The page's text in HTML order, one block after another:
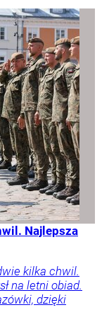
Najlepsza
kilka chwil.
na letni obiad.
dzięki